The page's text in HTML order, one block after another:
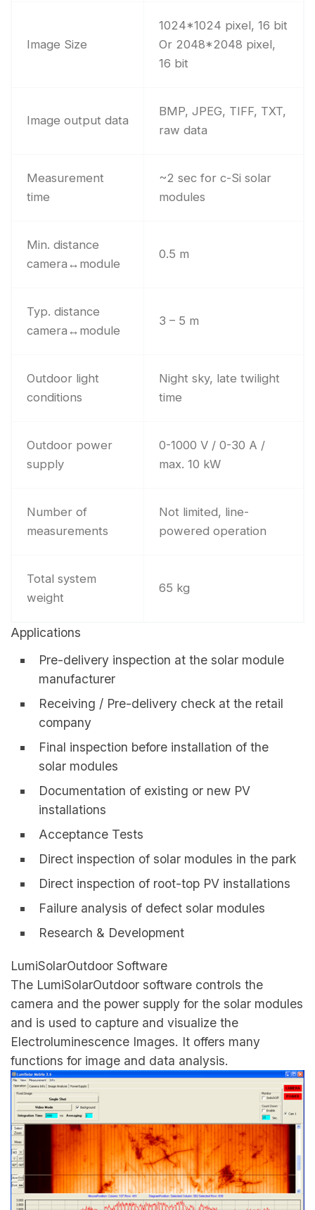
Image Size
1024*1024 pixel, 16 bit
Or 2048*2048 pixel,
16 bit
Image output data
BMP, JPEG, TIFF, TXT,
raw data
Measurement
time
~2 sec for c-Si solar
modules
Min. distance
camera↔module
0.5 m
Typ. distance
camera↔module
3 – 5 m
Outdoor light
conditions
Night sky, late twilight
time
Outdoor power
supply
0-1000 V / 0-30 A /
max. 10 kW
Number of
measurements
Not limited, line-
powered operation
Total system
weight
65 kg
Applications
Pre-delivery inspection at the solar module
manufacturer
Receiving / Pre-delivery check at the retail
company
Final inspection before installation of the
solar modules
Documentation of existing or new PV
installations
Acceptance Tests
Direct inspection of solar modules in the park
Direct inspection of root-top PV installations
Failure analysis of defect solar modules
Research & Development
LumiSolarOutdoor Software
The LumiSolarOutdoor software controls the
camera and the power supply for the solar modules
and is used to capture and visualize the
Electroluminescence Images. It offers many
functions for image and data analysis.